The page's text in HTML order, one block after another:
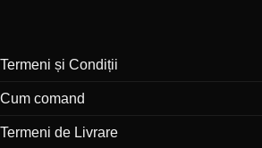
Termeni și Condiții
Cum comand
Termeni de Livrare